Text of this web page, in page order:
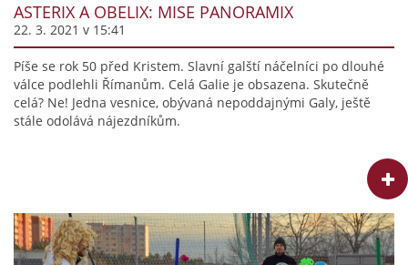
ASTERIX A OBELIX: MISE PANORAMIX
22. 3. 2021 v 15:41
Píše se rok 50 před Kristem. Slavní galští náčelníci po dlouhé
válce podlehli Římanům. Celá Galie je obsazena. Skutečně
celá? Ne! Jedna vesnice, obývaná nepoddajnými Galy, ještě
stále odolává nájezdníkům.